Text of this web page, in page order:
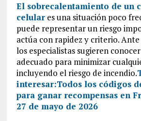
El sobrecalentamiento de un
celulares una situación poco
puede representar un riesgo
actúa con rapidez y criterio.
los especialistas sugieren
adecuado para minimizar
incluyendo el riesgo de incendio.
interesar:Todos los códigos
para ganar recompensas en
27 de mayo de 2026